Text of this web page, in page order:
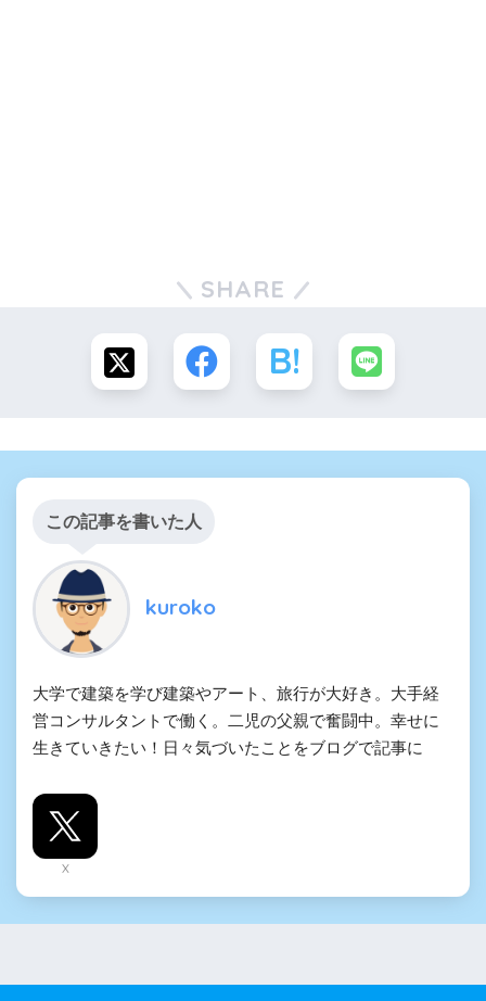
SHARE
この記事を書いた人
kuroko
大学で建築を学び建築やアート、旅行が大好き。大手経
営コンサルタントで働く。二児の父親で奮闘中。幸せに
生きていきたい！日々気づいたことをブログで記事に
X